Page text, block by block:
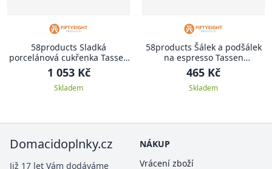
58products Sladká
porcelánová cukřenka Tassen
58products
1 053 Kč
Skladem
58products Šálek a podšálek
na espresso Tassen
58products 80 ml | Rozpustilý
465 Kč
Skladem
Domacidoplnky.cz
Již 17 let Vám dodáváme
NÁKUP
Vrácení zboží